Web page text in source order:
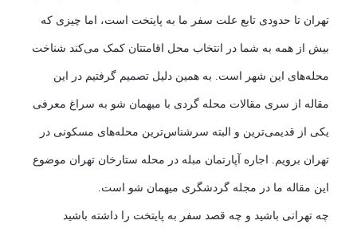
تهران تا حدودی تابع علت سفر ما به پایتخت است، اما چیزی که
بیش از همه به شما در انتخاب محل اقامتتان کمک می‌کند شناخت
محله‌های این شهر است. به همین دلیل تصمیم گرفتیم در این
مقاله از سری مقالات محله گردی با میهمان شو به سراغ معرفی
یکی از قدیمی‌ترین و البته سرشناس‌ترین محله‌های مسکونی در
تهران برویم. اجاره آپارتمان مبله در محله ستارخان تهران موضوع
این مقاله ما در مجله گردشگری میهمان شو است.
چه تهرانی باشید و چه قصد سفر به پایتخت را داشته باشید